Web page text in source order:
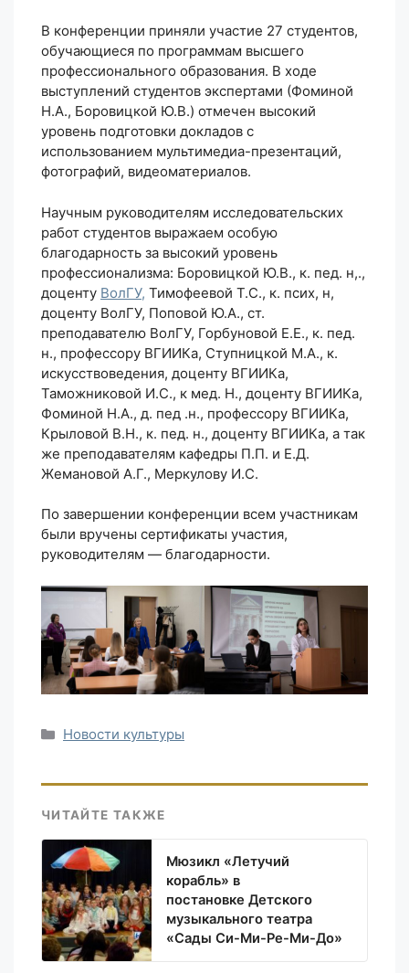
В конференции приняли участие 27 студентов,
обучающиеся по программам высшего
профессионального образования. В ходе
выступлений студентов экспертами (Фоминой
Н.А., Боровицкой Ю.В.) отмечен высокий
уровень подготовки докладов с
использованием мультимедиа-презентаций,
фотографий, видеоматериалов.
Научным руководителям исследовательских
работ студентов выражаем особую
благодарность за высокий уровень
профессионализма: Боровицкой Ю.В., к. пед. н,.,
доценту ВолГУ, Тимофеевой Т.С., к. псих, н,
доценту ВолГУ, Поповой Ю.А., ст.
преподавателю ВолГУ, Горбуновой Е.Е., к. пед.
н., профессору ВГИИКа, Ступницкой М.А., к.
искусствоведения, доценту ВГИИКа,
Таможниковой И.С., к мед. Н., доценту ВГИИКа,
Фоминой Н.А., д. пед .н., профессору ВГИИКа,
Крыловой В.Н., к. пед. н., доценту ВГИИКа, а так
же преподавателям кафедры П.П. и Е.Д.
Жемановой А.Г., Меркулову И.С.
По завершении конференции всем участникам
были вручены сертификаты участия,
руководителям — благодарности.
Рубрики
Новости культуры
ЧИТАЙТЕ ТАКЖЕ
Мюзикл «Летучий
корабль» в
постановке Детского
музыкального театра
«Сады Си-Ми-Ре-Ми-До»